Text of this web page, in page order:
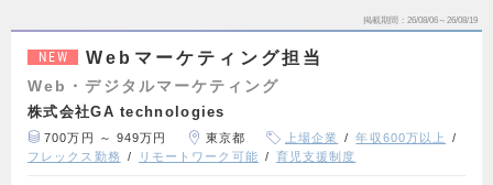
掲載期間 26/08/06～26/08/19
NEW Webマーケティング担当
Web・デジタルマーケティング
株式会社GA technologies
700万円 ～ 949万円 東京都 上場企業
年収600万以上
フレックス勤務
リモートワーク可能 育児支援制度